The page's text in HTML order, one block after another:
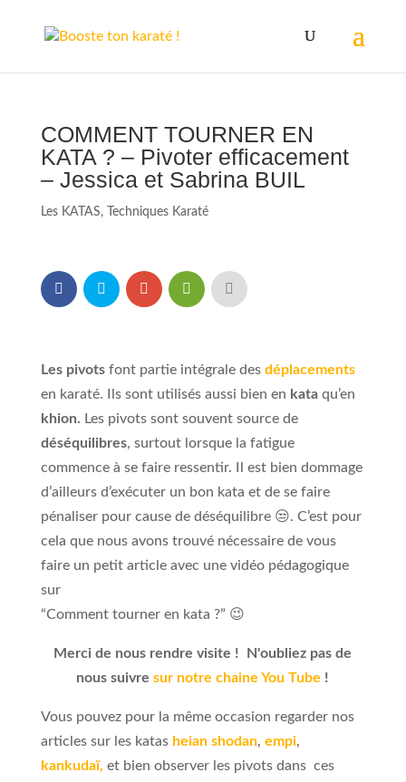
COMMENT TOURNER EN
KATA ? – Pivoter efficacement
– Jessica et Sabrina BUIL
Les KATAS, Techniques Karaté
Les pivotsfont partie intégrale des déplacements
en karaté. Ils sont utilisés aussi bien en kataqu’en
khion. Les pivots sont souvent source de
déséquilibres, surtout lorsque la fatigue
commence à se faire ressentir. Il est bien dommage
d’ailleurs d’exécuter un bon kata et de se faire
pénaliser pour cause de déséquilibre 😒. C’est pour
cela que nous avons trouvé nécessaire de vous
faire un petit article avec une vidéo pédagogique
sur
“Comment tourner en kata ?” 😉
Merci de nous rendre visite ! N'oubliez pas de
nous suivresur notre chaine You Tube !
Vous pouvez pour la même occasion regarder nos
articles sur les katas heian shodan, empi,
kankudaï, et bien observer les pivots dans ces